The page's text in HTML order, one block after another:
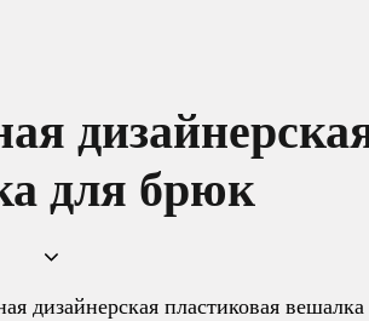
для брюк
дизайнерская пластиковая